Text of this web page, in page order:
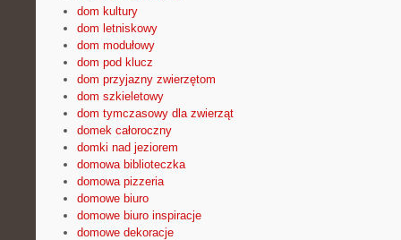
dom kultury
dom letniskowy
dom modułowy
dom pod klucz
dom przyjazny zwierzętom
dom szkieletowy
dom tymczasowy dla zwierząt
domek całoroczny
domki nad jeziorem
domowa biblioteczka
domowa pizzeria
domowe biuro
domowe biuro inspiracje
domowe dekoracje